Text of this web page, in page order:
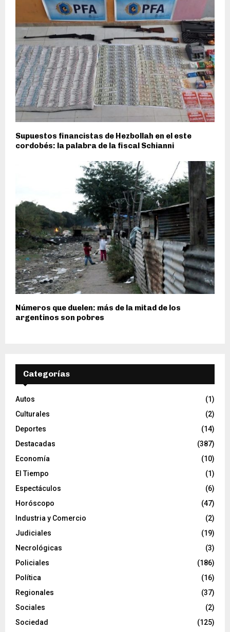
Supuestos financistas de Hezbollah en el este
cordobés: la palabra de la fiscal Schianni
Números que duelen: más de la mitad de los
argentinos son pobres
Categorías
Autos
(1)
Culturales
(2)
Deportes
(14)
Destacadas
(387)
Economía
(10)
El Tiempo
(1)
Espectáculos
(6)
Horóscopo
(47)
Industria y Comercio
(2)
Judiciales
(19)
Necrológicas
(3)
Policiales
(186)
Política
(16)
Regionales
(37)
Sociales
(2)
Sociedad
(125)